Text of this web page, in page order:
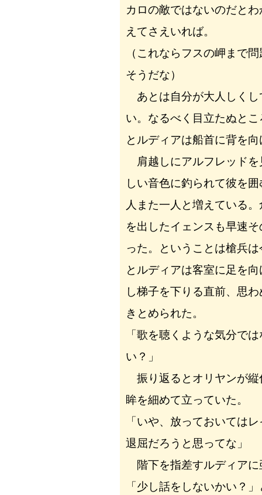
カロの敵ではないのだと
えてさえいれば。
（これならフスの岬まで
そうだな）
あとは自分が大人しくし
い。なるべく目立たぬと
とルディアは船首に背を
肩越しにアルフレッドを
しい音色に釣られて彼を
人また一人と増えている
を出したイェンスも早速
った。ということは槍兵
とルディアは客室に足を
し梯子を下りる直前、思
きとめられた。
「歌を聴くような気分で
い？」
振り返るとオリヤンが縦
眸を細めて立っていた。
「いや、放っておいては
退屈だろうと思ってな」
階下を指差すルディアに
「少し話をしないかい？